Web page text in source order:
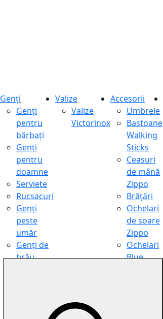
Genți
Genți
pentru
bărbați
Genți
pentru
doamne
Serviete
Rucsacuri
Genți
peste
umăr
Genți de
brâu
Valize
Valize
Victorinox
Accesorii
Umbrele
Bastoane
Walking
Sticks
Ceasuri
de mână
Zippo
Brățări
Ochelari
de soare
Zippo
Ochelari
Blue